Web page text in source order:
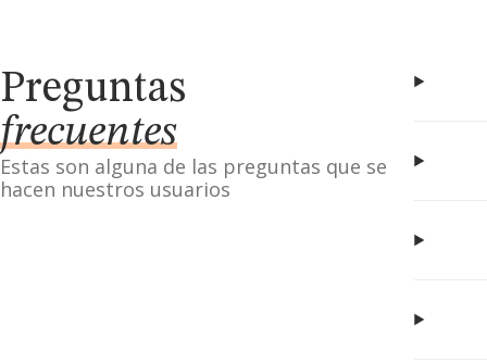
Preguntas
frecuentes
Estas son alguna de las preguntas que se
hacen nuestros usuarios